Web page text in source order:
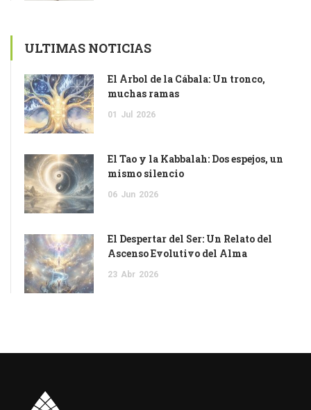
ULTIMAS NOTICIAS
El Árbol de la Cábala: Un tronco,
muchas ramas
01 Jul 2026
El Tao y la Kabbalah: Dos espejos, un
mismo silencio
06 Jun 2026
El Despertar del Ser: Un Relato del
Ascenso Evolutivo del Alma
23 Abr 2026